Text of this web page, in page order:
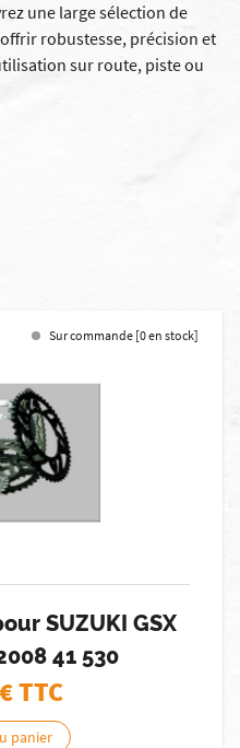
une large sélection de
robustesse, précision et
sur route, piste ou
Sur commande [0 en stock]
SUZUKI GSX
41 530
€ TTC
panier